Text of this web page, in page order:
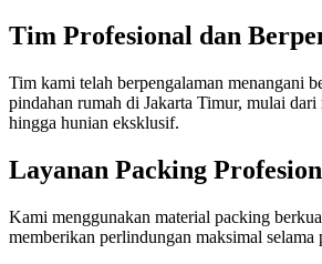
Tim Profesional dan
Tim kami telah berpengalaman menangani
pindahan rumah di Jakarta Timur, mulai dari
hingga hunian eksklusif.
Layanan Packing
Kami menggunakan material packing
memberikan perlindungan maksimal selama